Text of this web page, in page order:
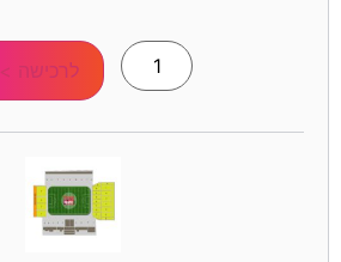
לרכישה >